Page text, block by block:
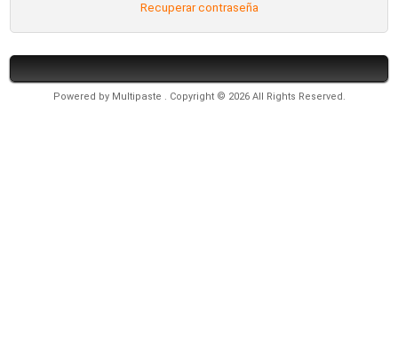
Recuperar contraseña
Powered by Multipaste . Copyright © 2026 All Rights Reserved.